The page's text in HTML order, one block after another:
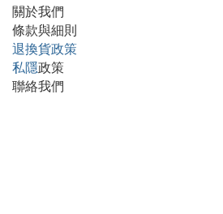
關於我們
條款與細則
退換貨政策
私隱政策
聯絡我們